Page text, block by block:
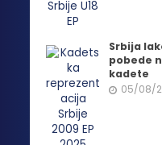
Srbija
pobede
kadete
05/08/